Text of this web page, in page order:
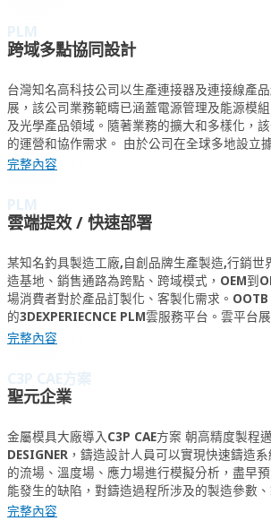
PLM
跨域多點協同設計
台灣知名高科技公司以生產連接器及連接線產
展，該公司業務範疇已涵蓋電源管理及能源模
及光學產品領域。隨著業務的擴大和多樣化，
的運營和協作需求。 由於公司在全球多地設立
有效的協同設計平台，導致設計過程中信息傳遞
種CAD軟體進行設計，數據格式繁多，難以保持
可追溯性，進一步增加了管理的複雜性。 內部使
他管理系統之間缺乏有效的整合，使得數據無法
況下，標準化操作流程和數據安全性成為公司
這些挑戰，該公司迫切需要導入能夠統一管理
平台，確保不同據點的部門能夠協同設計，保
體設計數據的一致性和溝通暢通。這不僅能提
力，還能減少錯誤和重複作業，提高工作效率，
完整內容
PLM
雲端提效 / 快速部署
某知名釣具製造工廠,自創品牌生產製造,行銷世
造基地、銷售通路為跨點、跨域模式，OEM到
場消費者對於產品訂製化、客製化需求。
的3DEXPERIECNCE PLM雲服務平台。雲平台
果，同時又更貼近企業發展的Roadmap。
完整內容
C3P CAE方案
聖元企業
金屬模具大廠導入C3P CAE方案 朝高精度製程
DESIGNER，鑄造設計人員可以實現快速鑄造
的流場、溫度場、應力場進行模擬分析，盡早
能發生的缺陷，對鑄造過程所涉及的製造參數
最佳化，進而達到降低鑄造廢品率、節省材料和
完整內容